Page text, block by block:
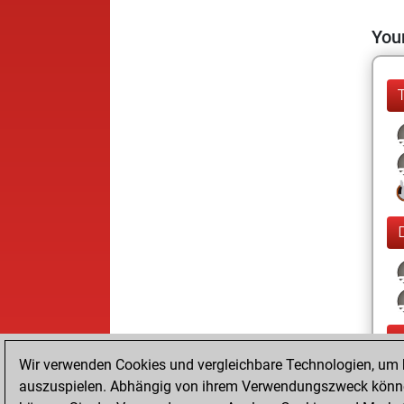
Wir verwenden Cookies und vergleichbare Technologien,
auszuspielen. Abhängig von ihrem Verwendungszweck